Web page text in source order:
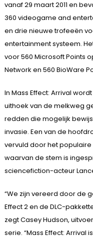
vanaf 29 maart 2011 en
360 videogame and
en drie nieuwe trofeeën
entertainment systeem.
voor 560 Microsoft Points
Network en 560 BioWare
In Mass Effect: Arrival
uithoek van de melkweg
redden die mogelijk
invasie. Een van de
vervuld door het
waarvan de stem is
sciencefiction-acteur
“We zijn vereerd door de
Effect 2 en de DLC-
zegt Casey Hudson,
serie. “Mass Effect: Arrival